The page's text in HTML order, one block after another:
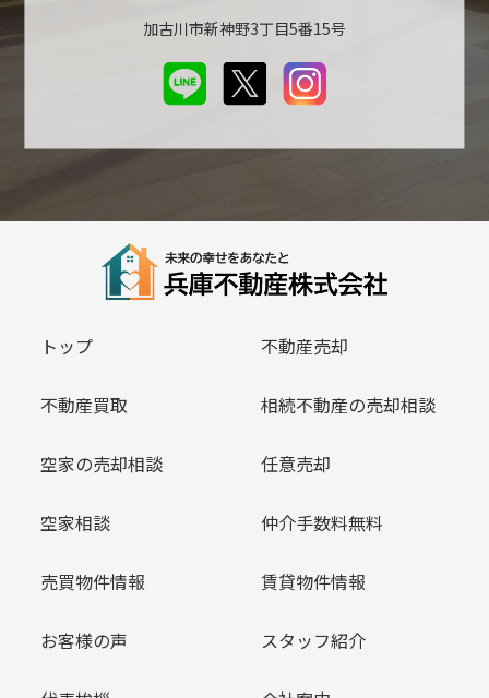
加古川市新神野3丁目5番15号
トップ 不動産売却
不動産買取 相続不動産の売却相談
空家の売却相談 任意売却
空家相談 仲介手数料無料
売買物件情報 賃貸物件情報
お客様の声 スタッフ紹介